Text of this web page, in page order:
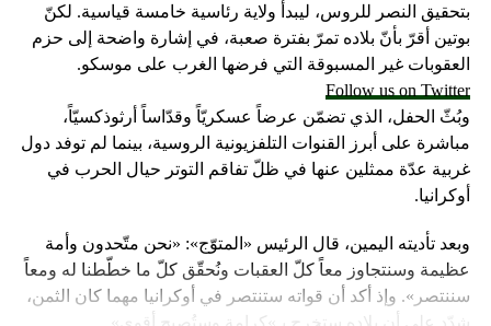
بتحقيق النصر للروس، ليبدأ ولاية رئاسية خامسة قياسية. لكنّ
بوتين أقرّ بأنّ بلاده تمرّ بفترة صعبة، في إشارة واضحة إلى حزم
العقوبات غير المسبوقة التي فرضها الغرب على موسكو.
Follow us on Twitter
وبُثّ الحفل، الذي تضمّن عرضاً عسكريّاً وقدّاساً أرثوذكسيّاً،
مباشرة على أبرز القنوات التلفزيونية الروسية، بينما لم توفد دول
غربية عدّة ممثلين عنها في ظلّ تفاقم التوتر حيال الحرب في
أوكرانيا.
وبعد تأديته اليمين، قال الرئيس «المتوّج»: «نحن متّحدون وأمة
عظيمة وسنتجاوز معاً كلّ العقبات ونُحقّق كلّ ما خطّطنا له ومعاً
سننتصر». وإذ أكد أن قواته ستنتصر في أوكرانيا مهما كان الثمن،
شدّد على أن بلاده ستخرج بـ»كرامة وستُصبح أقوى».